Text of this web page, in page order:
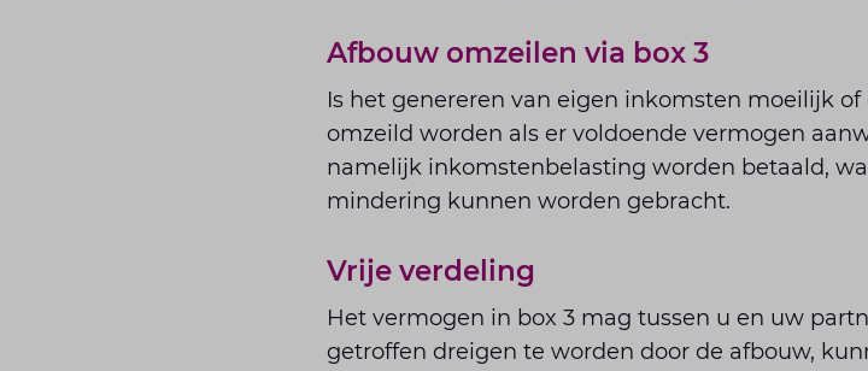
Afbouw omzeilen via box 3
Is het genereren van eigen inkomsten moeilijk
omzeild worden als er voldoende vermogen
namelijk inkomstenbelasting worden betaald,
mindering kunnen worden gebracht.
Vrije verdeling
Het vermogen in box 3 mag tussen u en uw
getroffen dreigen te worden door de afbouw,